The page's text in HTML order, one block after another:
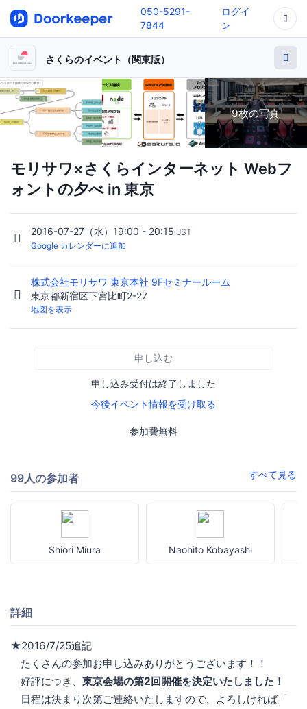
050-5291-
7844
ログイ
ン
さくらのイベント（関東版）
9枚の写真
モリサワ×さくらインターネット Webフ
ォントの夕べ in 東京
2016-07-27（水）19:00 - 20:15 JST
Google カレンダーに追加
株式会社モリサワ 東京本社 9Fセミナールーム
東京都新宿区下宮比町2-27
地図を表示
申し込む
申し込み受付は終了しました
今後イベント情報を受け取る
参加費無料
99人の参加者 すべて見る
Shiori Miura Naohito Kobayashi
詳細
★2016/7/25追記
たくさんの参加お申し込みありがとうございます！！
好評につき、 東京会場の第2回開催を決定いたしました！
日程は決まり次第ご連絡いたしますので、よろしければ「